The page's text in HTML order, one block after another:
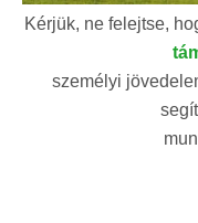
Kérjük, ne felejtse,
személyi